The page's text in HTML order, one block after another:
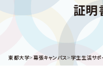
受験生の方
アクセス お
東都大学 幕張キャンパス 学生生活サポ
証明